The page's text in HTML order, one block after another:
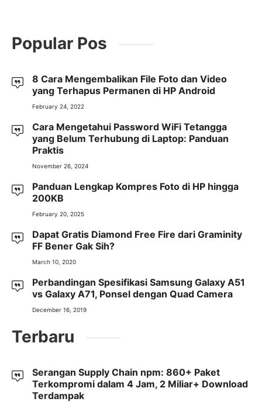
Popular Pos
8 Cara Mengembalikan File Foto dan Video
yang Terhapus Permanen di HP Android
February 24, 2022
Cara Mengetahui Password WiFi Tetangga
yang Belum Terhubung di Laptop: Panduan
Praktis
November 26, 2024
Panduan Lengkap Kompres Foto di HP hingga
200KB
February 20, 2025
Dapat Gratis Diamond Free Fire dari Graminity
FF Bener Gak Sih?
March 10, 2020
Perbandingan Spesifikasi Samsung Galaxy A51
vs Galaxy A71, Ponsel dengan Quad Camera
December 16, 2019
Terbaru
Serangan Supply Chain npm: 860+ Paket
Terkompromi dalam 4 Jam, 2 Miliar+ Download
Terdampak